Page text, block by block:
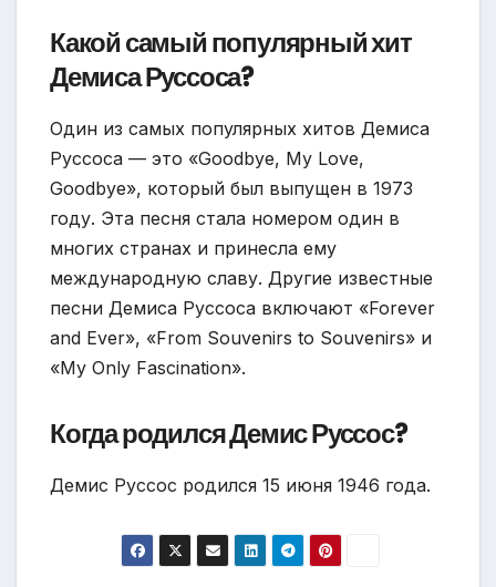
Какой самый популярный хит
Демиса Руссоса?
Один из самых популярных хитов Демиса
Руссоса — это «Goodbye, My Love,
Goodbye», который был выпущен в 1973
году. Эта песня стала номером один в
многих странах и принесла ему
международную славу. Другие известные
песни Демиса Руссоса включают «Forever
and Ever», «From Souvenirs to Souvenirs» и
«My Only Fascination».
Когда родился Демис Руссос?
Демис Руссос родился 15 июня 1946 года.